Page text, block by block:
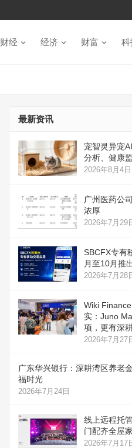
财经 经济 财富 科
最新资讯
宠智灵异宠
分析、健康
2026年8月4日
广州医药公
浓厚
2026年7月29
SBCFX专有
月至10月推
2026年7月28
Wiki
实：Juno
项，更有深
2026年7月27
广东华兴银行：深耕湾区养老
福时光
2026年7月24日
线上远程托
门配齐全屋
2026年7月17